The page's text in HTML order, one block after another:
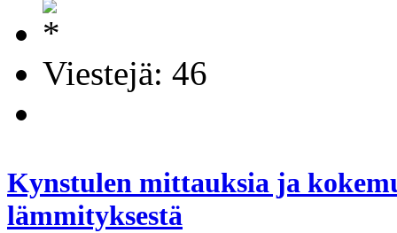
Viestejä: 46
Kynstulen mittauksia ja
lämmityksestä